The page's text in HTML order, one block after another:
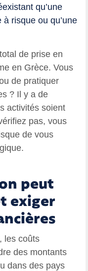
qu’une
risque ou qu’une
de prise en
en Grèce. Vous
de pratiquer
? Il y a de
activités soient
pas, vous
de vous
peut
exiger
les coûts
des montants
dans des pays